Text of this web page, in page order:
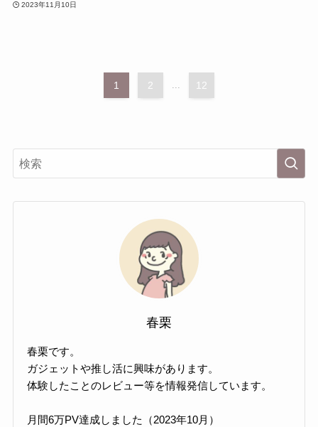
2023年11月10日
1 2 ... 12
春栗
春栗です。
ガジェットや推し活に興味があります。
体験したことのレビュー等を情報発信しています。
月間6万PV達成しました（2023年10月）